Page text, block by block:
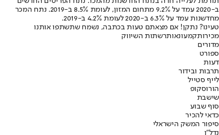
ב-2020 עמד על 9.2% מתחום המזון, לעומת 8.5% ב-2019. נתח המכר
מחדשנות עמד על 6.3% ב-2020 לעומת 4.2% ב-2019.
טעינו? נתקן! אם מצאתם טעות בכתבה, נשמח שתשתפו אותנו
מכירותקמעונאותרשתות השיווק
מדורים
ספורט
דעות
תרבות ובידור
לייף סטייל
הורוסקופ
שישבת
סוף שבוע
כדאי להכיר
סיפור המשק הישראלי
נדל"ן